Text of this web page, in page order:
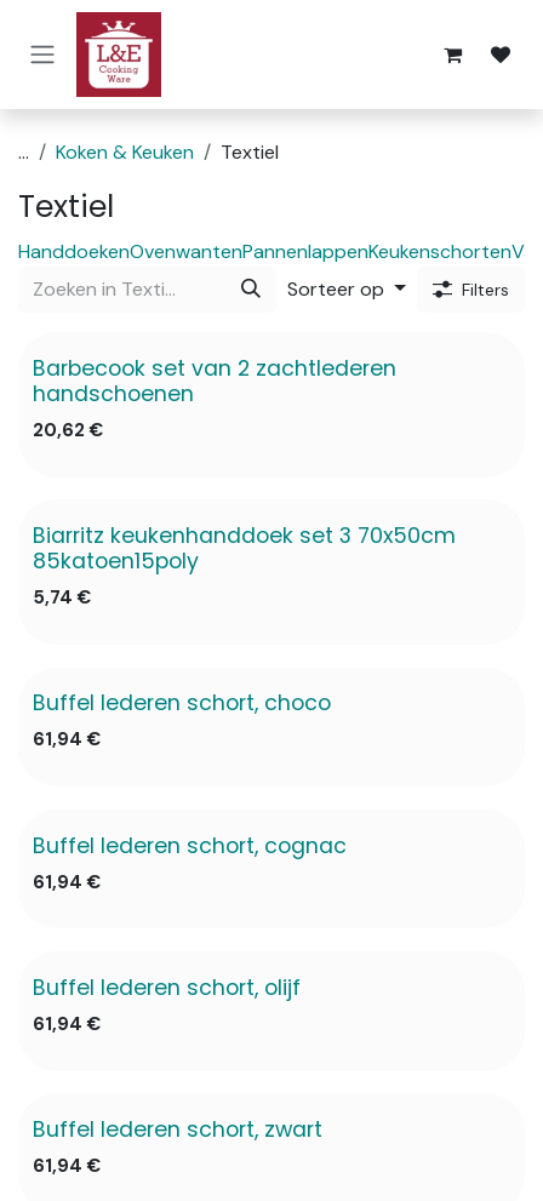
Overslaan naar inhoud
... Koken & Keuken Textiel
Textiel
HanddoekenOvenwantenPannenlappenKeukenschorten
Sorteer op
Filters
✖ Niet op voorraad
Barbecook set van 2 zachtlederen
handschoenen
20,62 €
Biarritz keukenhanddoek set 3 70x50cm
85katoen15poly
5,74 €
Buffel lederen schort, choco
61,94 €
Buffel lederen schort, cognac
61,94 €
Buffel lederen schort, olijf
61,94 €
Buffel lederen schort, zwart
61,94 €